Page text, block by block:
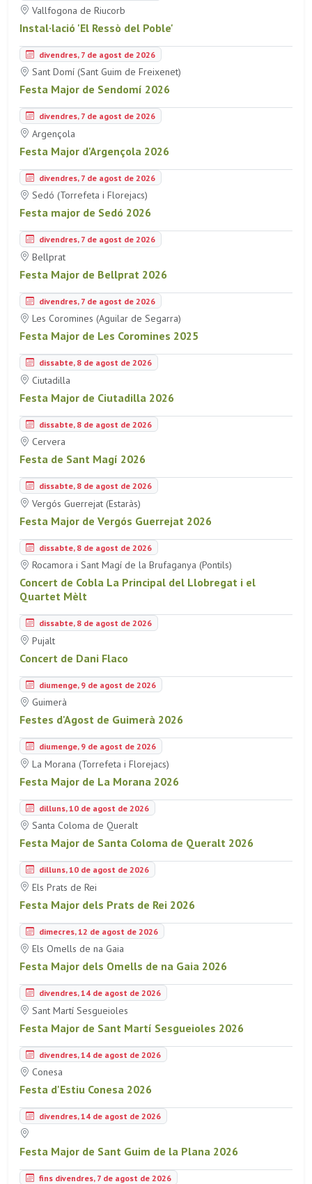
Vallfogona de Riucorb
Instal·lació 'El Ressò del Poble'
divendres, 7 de agost de 2026
Sant Domí (Sant Guim de Freixenet)
Festa Major de Sendomí 2026
divendres, 7 de agost de 2026
Argençola
Festa Major d'Argençola 2026
divendres, 7 de agost de 2026
Sedó (Torrefeta i Florejacs)
Festa major de Sedó 2026
divendres, 7 de agost de 2026
Bellprat
Festa Major de Bellprat 2026
divendres, 7 de agost de 2026
Les Coromines (Aguilar de Segarra)
Festa Major de Les Coromines 2025
dissabte, 8 de agost de 2026
Ciutadilla
Festa Major de Ciutadilla 2026
dissabte, 8 de agost de 2026
Cervera
Festa de Sant Magí 2026
dissabte, 8 de agost de 2026
Vergós Guerrejat (Estaràs)
Festa Major de Vergós Guerrejat 2026
dissabte, 8 de agost de 2026
Rocamora i Sant Magí de la Brufaganya (Pontils)
Concert de Cobla La Principal del Llobregat i el
Quartet Mèlt
dissabte, 8 de agost de 2026
Pujalt
Concert de Dani Flaco
diumenge, 9 de agost de 2026
Guimerà
Festes d'Agost de Guimerà 2026
diumenge, 9 de agost de 2026
La Morana (Torrefeta i Florejacs)
Festa Major de La Morana 2026
dilluns, 10 de agost de 2026
Santa Coloma de Queralt
Festa Major de Santa Coloma de Queralt 2026
dilluns, 10 de agost de 2026
Els Prats de Rei
Festa Major dels Prats de Rei 2026
dimecres, 12 de agost de 2026
Els Omells de na Gaia
Festa Major dels Omells de na Gaia 2026
divendres, 14 de agost de 2026
Sant Martí Sesgueioles
Festa Major de Sant Martí Sesgueioles 2026
divendres, 14 de agost de 2026
Conesa
Festa d'Estiu Conesa 2026
divendres, 14 de agost de 2026
Festa Major de Sant Guim de la Plana 2026
fins divendres, 7 de agost de 2026